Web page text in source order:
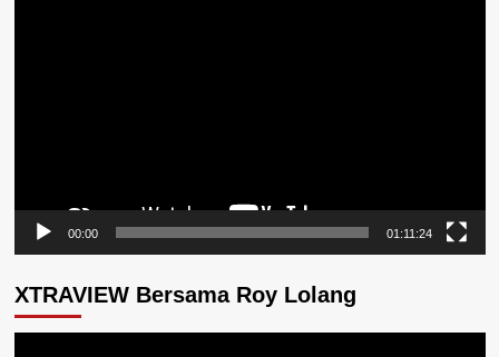
00:00 01:11:24
XTRAVIEW Bersama Roy Lolang